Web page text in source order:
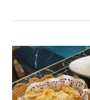
個
個
淨